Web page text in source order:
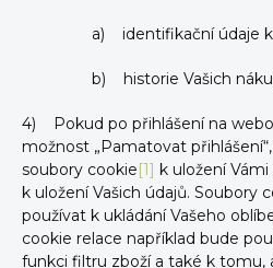
a) identifikační údaje k
b) historie Vašich
4) Pokud po přihlášení na
možnost „Pamatovat
soubory cookie[1] k uložení
k uložení Vašich údajů. Soubory
používat k ukládání Vašeho
cookie relace například bude
funkci filtru zboží a také k tomu,